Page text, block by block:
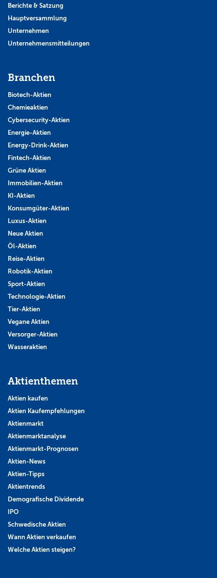
Berichte & Satzung
Hauptversammlung
Unternehmen
Unternehmensmitteilungen
Branchen
Biotech-Aktien
Chemieaktien
Cybersecurity-Aktien
Energie-Aktien
Energy-Drink-Aktien
Fintech-Aktien
Grüne Aktien
Immobilien-Aktien
KI-Aktien
Konsumgüter-Aktien
Luxus-Aktien
Neue Aktien
Öl-Aktien
Reise-Aktien
Robotik-Aktien
Sport-Aktien
Technologie-Aktien
Tier-Aktien
Vegane Aktien
Versorger-Aktien
Wasseraktien
Aktienthemen
Aktien kaufen
Aktien Kaufempfehlungen
Aktienmarkt
Aktienmarktanalyse
Aktienmarkt-Prognosen
Aktien-News
Aktien-Tipps
Aktientrends
Demografische Dividende
IPO
Schwedische Aktien
Wann Aktien verkaufen
Welche Aktien steigen?